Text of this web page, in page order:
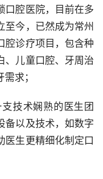
口腔医院，目前在多
至今，已然成为常州
腔诊疗项目，包含种
、儿童口腔、牙周治
求；
技术娴熟的医生团
备以及技术，如数字
医生更精细化制定口